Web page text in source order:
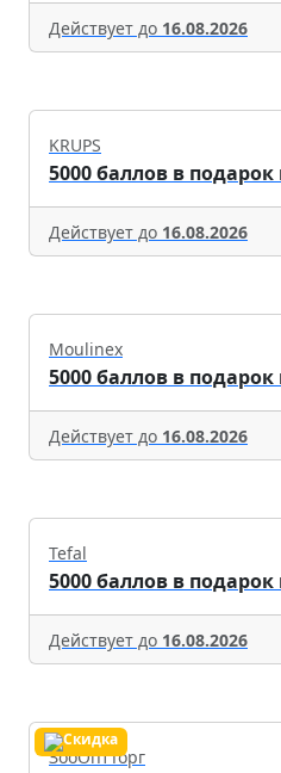
Действует до 16.08.2026
KRUPS
5000 баллов в подарок
Действует до 16.08.2026
Moulinex
5000 баллов в подарок
Действует до 16.08.2026
Tefal
5000 баллов в подарок
Действует до 16.08.2026
ЗооОптТорг